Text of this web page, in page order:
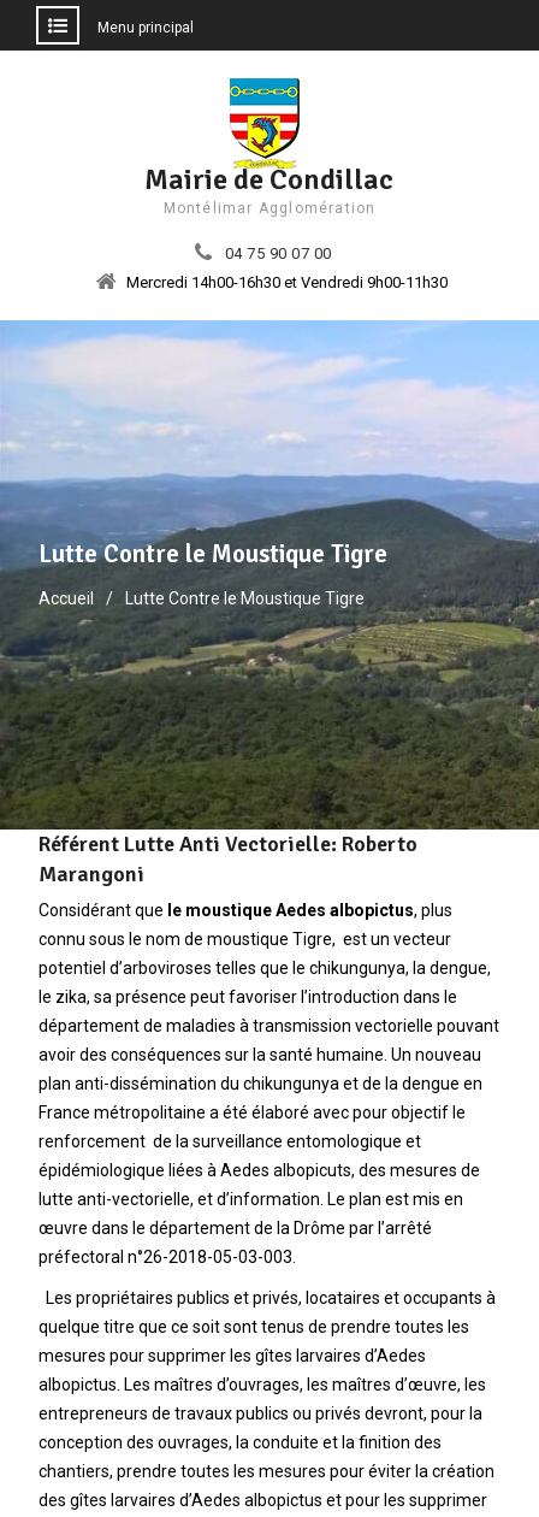
Menu principal
Mairie de Condillac
Montélimar Agglomération
04 75 90 07 00
Mercredi 14h00-16h30 et Vendredi 9h00-11h30
Lutte Contre le Moustique Tigre
Accueil Lutte Contre le Moustique Tigre
Référent Lutte Anti Vectorielle: Roberto
Marangoni
Considérant que le moustique Aedes albopictus, plus
connu sous le nom de moustique Tigre, est un vecteur
potentiel d’arboviroses telles que le chikungunya, la dengue,
le zika, sa présence peut favoriser l’introduction dans le
département de maladies à transmission vectorielle pouvant
avoir des conséquences sur la santé humaine. Un nouveau
plan anti-dissémination du chikungunya et de la dengue en
France métropolitaine a été élaboré avec pour objectif le
renforcement de la surveillance entomologique et
épidémiologique liées à Aedes albopicuts, des mesures de
lutte anti-vectorielle, et d’information. Le plan est mis en
œuvre dans le département de la Drôme par l’arrêté
préfectoral n°26-2018-05-03-003.
Les propriétaires publics et privés, locataires et occupants à
quelque titre que ce soit sont tenus de prendre toutes les
mesures pour supprimer les gîtes larvaires d’Aedes
albopictus. Les maîtres d’ouvrages, les maîtres d’œuvre, les
entrepreneurs de travaux publics ou privés devront, pour la
conception des ouvrages, la conduite et la finition des
chantiers, prendre toutes les mesures pour éviter la création
des gîtes larvaires d’Aedes albopictus et pour les supprimer